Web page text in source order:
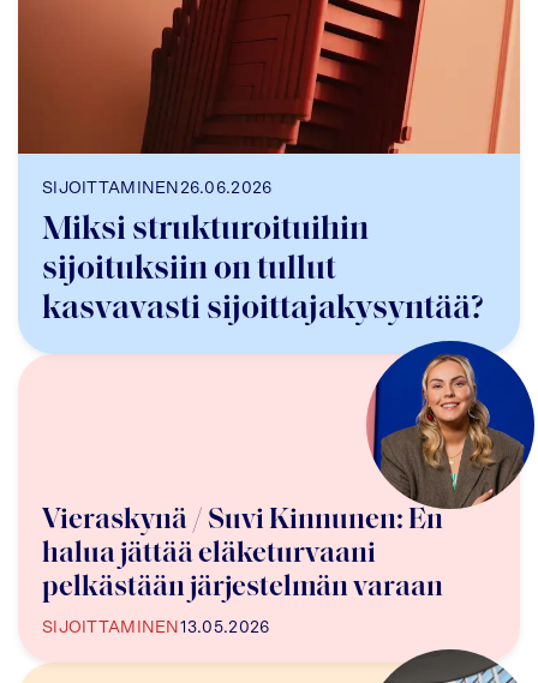
SIJOITTAMINEN 26.06.2026
Miksi strukturoituihin
sijoituksiin on tullut
kasvavasti sijoittajakysyntää?
Vieraskynä / Suvi Kinnunen: En
halua jättää eläketurvaani
pelkästään järjestelmän varaan
SIJOITTAMINEN 13.05.2026